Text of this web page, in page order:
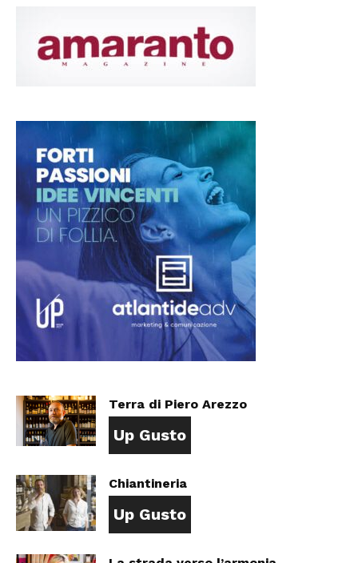
Terra di Piero Arezzo
Up Gusto
Chiantineria
Up Gusto